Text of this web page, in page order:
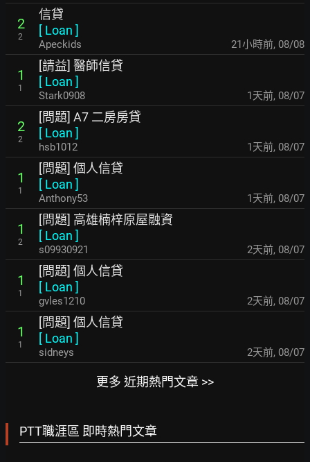
2
2
信貸
[ Loan ]
Apeckids 21小時前, 08/08
1
1
[請益] 醫師信貸
[ Loan ]
Stark0908 1天前, 08/07
2
2
[問題] A7 二房房貸
[ Loan ]
hsb1012 1天前, 08/07
1
1
[問題] 個人信貸
[ Loan ]
Anthony53 1天前, 08/07
1
2
[問題] 高雄楠梓原屋融資
[ Loan ]
s09930921 2天前, 08/07
1
1
[問題] 個人信貸
[ Loan ]
gvles1210 2天前, 08/07
1
1
[問題] 個人信貸
[ Loan ]
sidneys 2天前, 08/07
更多 近期熱門文章 >>
PTT職涯區 即時熱門文章